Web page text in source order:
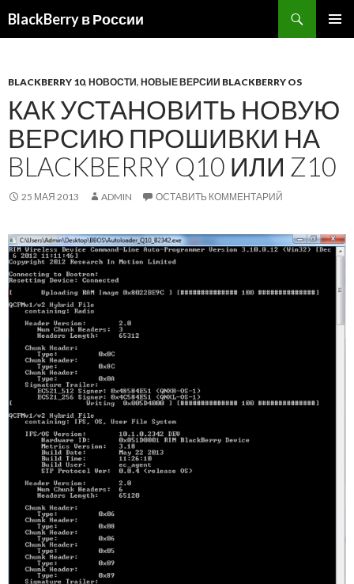
BlackBerry в России
BLACKBERRY 10, НОВОСТИ, НОВЫЕ ВЕРСИИ BLACKBERRY OS
КАК УСТАНОВИТЬ НОВУЮ
ВЕРСИЮ ПРОШИВКИ НА
BLACKBERRY Q10 ИЛИ Z10
25 МАЯ 2013 ADMIN ОСТАВИТЬ КОММЕНТАРИЙ